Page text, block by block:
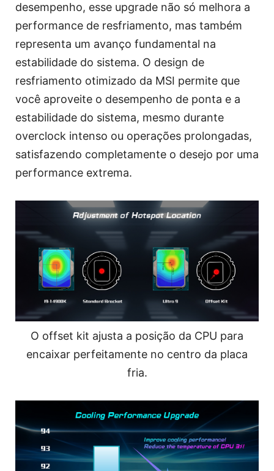
desempenho, esse upgrade não só melhora a
performance de resfriamento, mas também
representa um avanço fundamental na
estabilidade do sistema. O design de
resfriamento otimizado da MSI permite que
você aproveite o desempenho de ponta e a
estabilidade do sistema, mesmo durante
overclock intenso ou operações prolongadas,
satisfazendo completamente o desejo por uma
performance extrema.
O offset kit ajusta a posição da CPU para
encaixar perfeitamente no centro da placa
fria.